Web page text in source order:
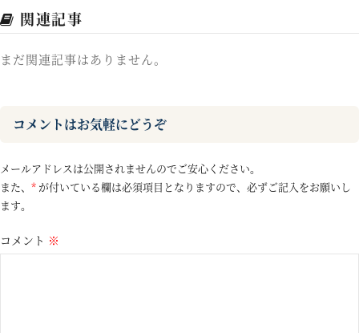
関連記事
まだ関連記事はありません。
コメントはお気軽にどうぞ
メールアドレスは公開されませんのでご安心ください。
また、 * が付いている欄は必須項目となりますので、必ずご記入をお願いし
ます。
コメント ※